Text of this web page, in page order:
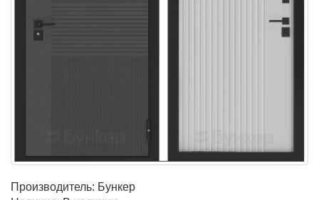
Производитель: Бункер